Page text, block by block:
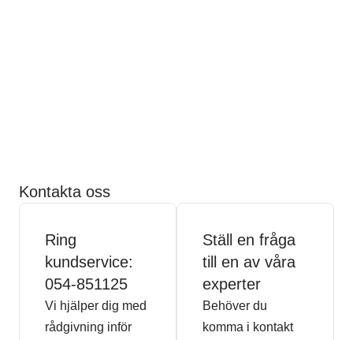
Kontakta oss
Ring
kundservice:
054-851125
Vi hjälper dig med
rådgivning inför
Ställ en fråga
till en av våra
experter
Behöver du
komma i kontakt